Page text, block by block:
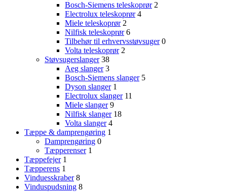
Bosch-Siemens teleskoprør 2
Electrolux teleskoprør 4
Miele teleskoprør 2
Nilfisk teleskoprør 6
Tilbehør til erhvervsstøvsuger 0
Volta teleskoprør 2
Støvsugerslanger 38
Aeg slanger 3
Bosch-Siemens slanger 5
Dyson slanger 1
Electrolux slanger 11
Miele slanger 9
Nilfisk slanger 18
Volta slanger 4
Tæppe & damprengøring 1
Damprengøring 0
Tæpperenser 1
Tæppefejer 1
Tæpperens 1
Vinduesskraber 8
Vinduspudsning 8